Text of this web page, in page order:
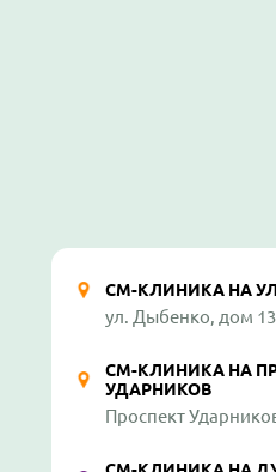
СМ-КЛИНИКА НА
ул. Дыбенко, дом
СМ-КЛИНИКА НА
УДАРНИКОВ
Проспект